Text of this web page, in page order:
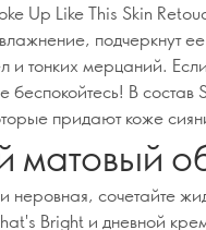
Up Like This Skin
подчеркнут
тонких мерцаний. Если
беспокойтесь! В состав
придают коже
матовый
неровная, сочетайте
Bright и дневной